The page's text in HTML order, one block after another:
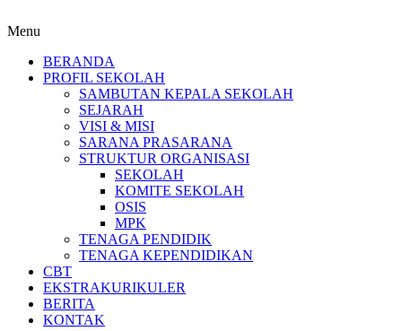
Menu
BERANDA
PROFIL SEKOLAH
SAMBUTAN KEPALA SEKOLAH
SEJARAH
VISI & MISI
SARANA PRASARANA
STRUKTUR ORGANISASI
SEKOLAH
KOMITE SEKOLAH
OSIS
MPK
TENAGA PENDIDIK
TENAGA KEPENDIDIKAN
CBT
EKSTRAKURIKULER
BERITA
KONTAK